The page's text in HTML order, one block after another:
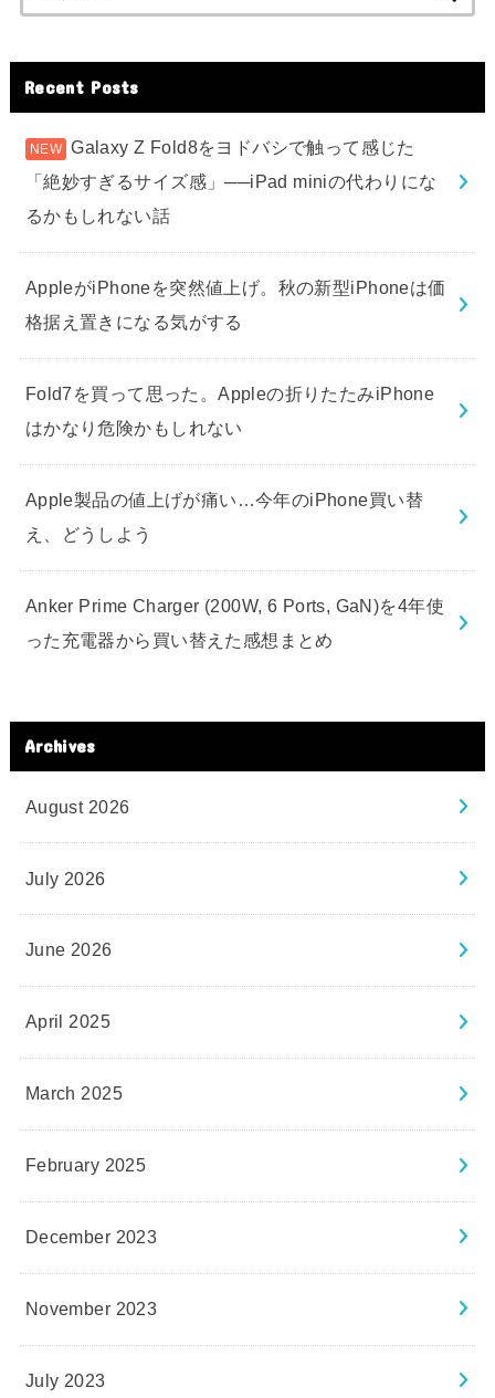
for:
Recent Posts
Galaxy Z Fold8をヨドバシで触って感じた
「絶妙すぎるサイズ感」──iPad miniの代わりにな
るかもしれない話
AppleがiPhoneを突然値上げ。秋の新型iPhoneは価
格据え置きになる気がする
Fold7を買って思った。Appleの折りたたみiPhone
はかなり危険かもしれない
Apple製品の値上げが痛い…今年のiPhone買い替
え、どうしよう
Anker Prime Charger (200W, 6 Ports, GaN)を4年使
った充電器から買い替えた感想まとめ
Archives
August 2026
July 2026
June 2026
April 2025
March 2025
February 2025
December 2023
November 2023
July 2023